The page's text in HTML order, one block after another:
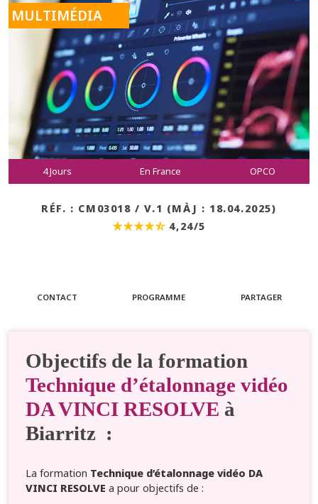
MULTIMÉDIA
4 Jours En France OPCO
RÉF. : CM03018 / V.1 (MÀJ : 18.04.2025)
4,24/5
CONTACT PROGRAMME PARTAGER
Objectifs de la formation
Technique d’étalonnage vidéo
DA VINCI RESOLVE à
Biarritz :
La formation Technique d’étalonnage vidéo DA
VINCI RESOLVE a pour objectifs de :